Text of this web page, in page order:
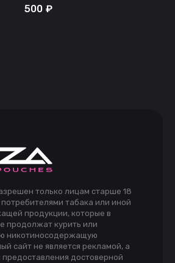
500₽
только лицам старше 18
табака или иной
продукции, которые в
продолжат курить или
никотиносодержащую
сайт не является рекламой, а
достоверной